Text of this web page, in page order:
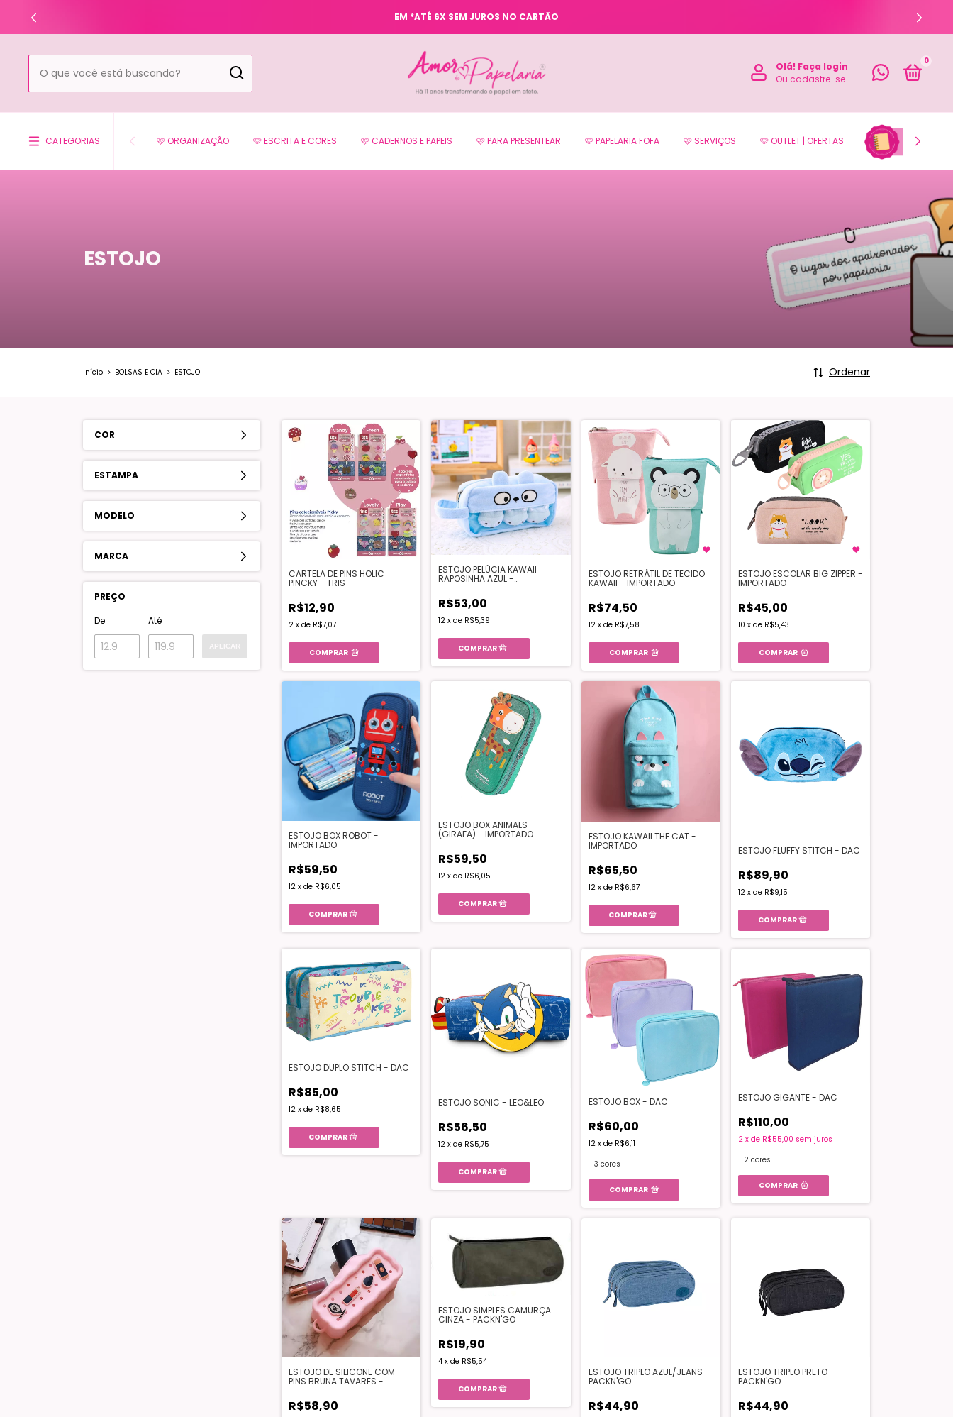
EM *ATÉ 6X SEM JUROS NO CARTÃO
Olá! Faça login
Ou cadastre-se
0
CATEGORIAS 🩷 ORGANIZAÇÃO 🩷 ESCRITA E CORES 🩷 CADERNOS E PAPEIS 🩷 PARA PRESENTEAR 🩷 PAPELARIA FOFA 🩷 SERVIÇOS 🩷 OUTLET | OFERTAS
ESTOJO
Início > BOLSAS E CIA > ESTOJO Ordenar
COR
ESTAMPA
MODELO
MARCA
PREÇO
De
Até
APLICAR
CARTELA DE PINS HOLIC
PINCKY - TRIS
R$12,90
2 x de R$7,07
COMPRAR
ESTOJO PELÚCIA KAWAII
RAPOSINHA AZUL -
R$53,00
12 xde R$5,39
ESTOJO RETRÁTIL DE TECIDO
KAWAII - IMPORTADO
R$74,50
12 x de R$7,58
COMPRAR
ESTOJO ESCOLAR BIG ZIPPER -
IMPORTADO
R$45,00
10 x de R$5,43
COMPRAR
ESTOJO BOX ROBOT -
IMPORTADO
R$59,50
12 x de R$6,05
ESTOJO BOX ANIMALS
(GIRAFA) - IMPORTADO
R$59,50
12 xde R$6,05
ESTOJO KAWAII THE CAT -
IMPORTADO
R$65,50
12 x de R$6,67
ESTOJO FLUFFY STITCH - DAC
R$89,90
12 x de R$9,15
ESTOJO DUPLO STITCH - DAC
R$85,00
12 x de R$8,65
ESTOJO SONIC - LEO&LEO
R$56,50
12 xde R$5,75
ESTOJO BOX - DAC
R$60,00
12 x de R$6,11
3 cores
COMPRAR
ESTOJO GIGANTE - DAC
R$110,00
2 x de R$55,00 sem juros
2 cores
COMPRAR
ESTOJO DE SILICONE COM
PINS BRUNA TAVARES -
R$58,90
ESTOJO SIMPLES CAMURÇA
CINZA - PACKN'GO
R$19,90
4 xde R$5,54
ESTOJO TRIPLO AZUL/JEANS -
PACKN'GO
R$44,90
ESTOJO TRIPLO PRETO -
PACKN'GO
R$44,90